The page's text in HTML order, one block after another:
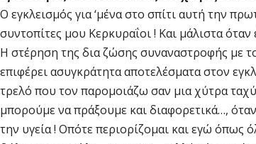
Ο εγκλεισμός για ‘μένα στο σπίτι αυτή την
συντοπίτες μου Κερκυραΐοι ! Και μάλιστα
Η στέρηση της δια ζώσης συναναστροφής με
επιφέρει ασυγκράτητα αποτελέσματα στον
τρελό που τον παρομοιάζω σαν μια χύτρα
μπορούμε να πράξουμε και διαφορετικά…,
την υγεία ! Οπότε περιορίζομαι και εγώ όπως